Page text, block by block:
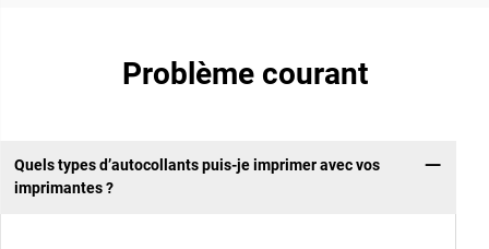
Problème courant
Quels types d’autocollants puis-je imprimer avec vos
imprimantes ?